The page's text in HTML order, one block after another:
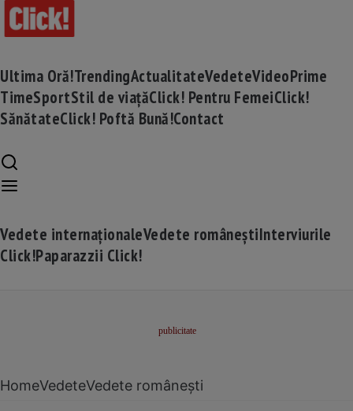
Ultima Oră!TrendingActualitateVedeteVideoPrime
TimeSportStil de viațăClick! Pentru FemeiClick!
SănătateClick! Poftă Bună!Contact
Vedete internaționaleVedete româneștiInterviurile
Click!Paparazzii Click!
HomeVedeteVedete românești